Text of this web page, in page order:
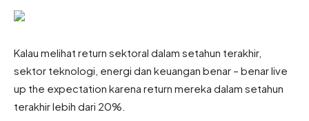
Kalau melihat return sektoral dalam setahun terakhir,
sektor teknologi, energi dan keuangan benar – benar live
up the expectation karena return mereka dalam setahun
terakhir lebih dari 20%.